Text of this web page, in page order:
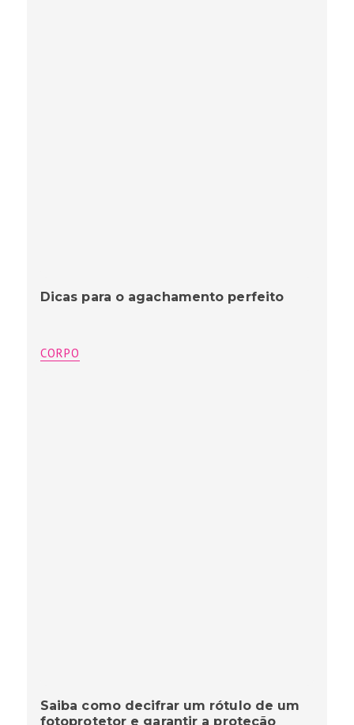
Dicas para o agachamento perfeito
CORPO
Saiba como decifrar um rótulo de um
fotoprotetor e garantir a proteção